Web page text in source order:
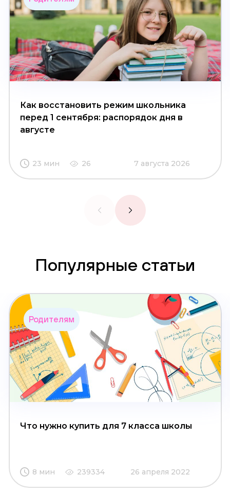
Как восстановить режим школьника
перед 1 сентября: распорядок дня в
августе
23 мин 26 7 августа 2026
Популярные статьи
Родителям
Что нужно купить для 7 класса школы
8 мин 239334 26 апреля 2022